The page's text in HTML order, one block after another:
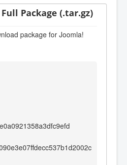
Package (.tar.gz)
package for Joomla!